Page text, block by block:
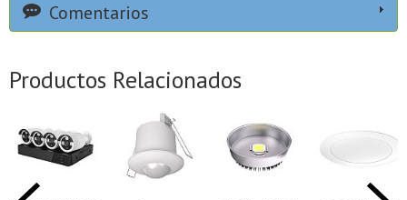
Comentarios
Productos Relacionados